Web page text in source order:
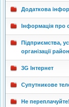
Додаткова
Інформація про
Підприємства,
організації
3G Інтернет
Супутникове
Не переплачуйте!